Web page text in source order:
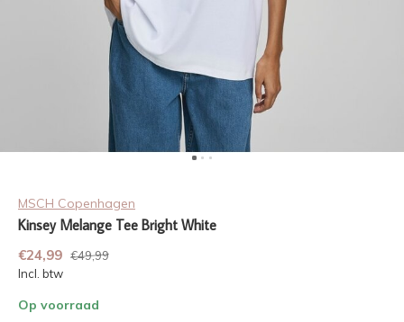
MSCH Copenhagen
Kinsey Melange Tee Bright White
€24,99 €49,99
Incl. btw
Op voorraad